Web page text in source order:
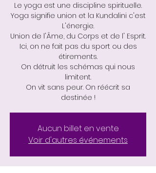
Le yoga est une discipline spirituelle.
Yoga signifie union et la Kundalini c'est
L'énergie.
Union de l'Âme, du Corps et de l' Esprit.
Ici, on ne fait pas du sport ou des
étirements.
On détruit les schémas qui nous
limitent.
On vit sans peur. On réécrit sa
destinée !
Aucun billet en vente
Voir d'autres événements